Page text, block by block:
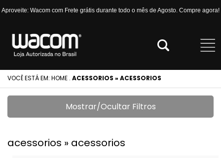
Aproveite: Wacom com Frete grátis durante todo o mês de Agosto. Compre agora!
VOCÊ ESTÁ EM: HOME . ACESSORIOS » ACESSORIOS
Mostrar/Ocultar Filtros
acessorios » acessorios